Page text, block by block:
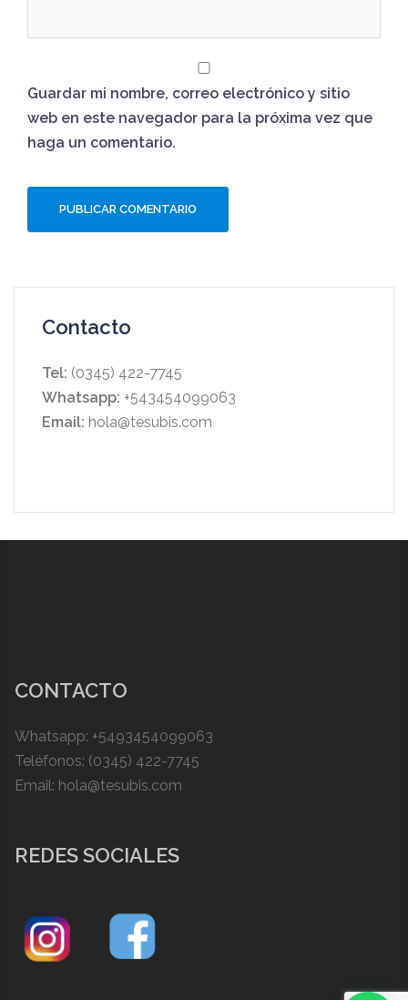
Guardar mi nombre, correo electrónico y sitio
web en este navegador para la próxima vez que
haga un comentario.
Contacto
Tel: (0345) 422-7745
Whatsapp: +543454099063
Email: hola@tesubis.com
CONTACTO
Whatsapp: +5493454099063
Teléfonos: (0345) 422-7745
Email: hola@tesubis.com
REDES SOCIALES